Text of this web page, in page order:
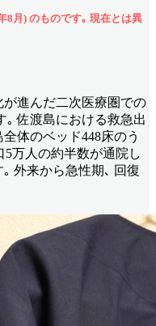
8月) のものです｡ 現在とは異
進んだ二次医療圏での
｡ 佐渡島における救急出
体のベッド448床のう
5万人の約半数が通院し
外来から急性期､ 回復